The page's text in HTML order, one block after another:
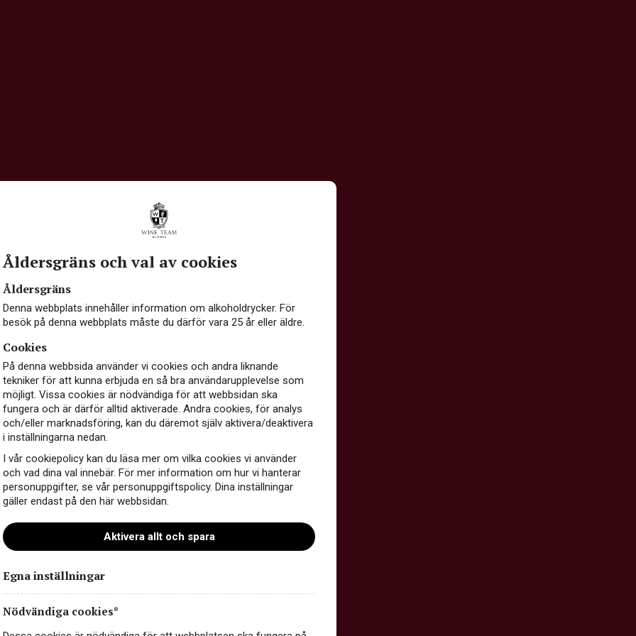
Åldersgräns och val av cookies
Åldersgräns
Denna webbplats innehåller information om alkoholdrycker. För
besök på denna webbplats måste du därför vara 25 år eller äldre.
Cookies
På denna webbsida använder vi cookies och andra liknande
tekniker för att kunna erbjuda en så bra användarupplevelse som
möjligt. Vissa cookies är nödvändiga för att webbsidan ska
fungera och är därför alltid aktiverade. Andra cookies, för analys
och/eller marknadsföring, kan du däremot själv aktivera/deaktivera
i inställningarna nedan.
I vår cookiepolicy kan du läsa mer om vilka cookies vi använder
och vad dina val innebär. För mer information om hur vi hanterar
personuppgifter, se vår personuppgiftspolicy. Dina inställningar
gäller endast på den här webbsidan.
Aktivera allt och spara
Egna inställningar
Nödvändiga cookies*